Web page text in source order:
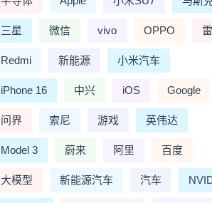
三星 微信 vivo OPPO
Redmi 新能源 小米汽车
iPhone 16 中兴 iOS Google
问界 索尼 游戏 英伟达
Model 3 蔚来 阿里 百度
大模型 新能源汽车 汽车